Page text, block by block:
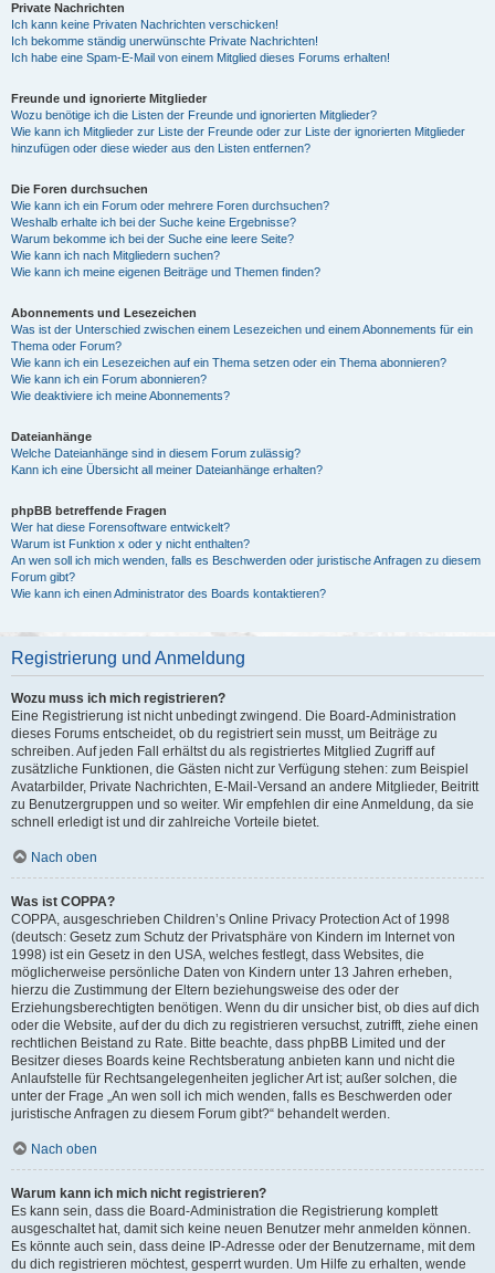
Private Nachrichten
Ich kann keine Privaten Nachrichten verschicken!
Ich bekomme ständig unerwünschte Private Nachrichten!
Ich habe eine Spam-E-Mail von einem Mitglied dieses Forums erhalten!
Freunde und ignorierte Mitglieder
Wozu benötige ich die Listen der Freunde und ignorierten Mitglieder?
Wie kann ich Mitglieder zur Liste der Freunde oder zur Liste der ignorierten Mitglieder
hinzufügen oder diese wieder aus den Listen entfernen?
Die Foren durchsuchen
Wie kann ich ein Forum oder mehrere Foren durchsuchen?
Weshalb erhalte ich bei der Suche keine Ergebnisse?
Warum bekomme ich bei der Suche eine leere Seite?
Wie kann ich nach Mitgliedern suchen?
Wie kann ich meine eigenen Beiträge und Themen finden?
Abonnements und Lesezeichen
Was ist der Unterschied zwischen einem Lesezeichen und einem Abonnements für ein
Thema oder Forum?
Wie kann ich ein Lesezeichen auf ein Thema setzen oder ein Thema abonnieren?
Wie kann ich ein Forum abonnieren?
Wie deaktiviere ich meine Abonnements?
Dateianhänge
Welche Dateianhänge sind in diesem Forum zulässig?
Kann ich eine Übersicht all meiner Dateianhänge erhalten?
phpBB betreffende Fragen
Wer hat diese Forensoftware entwickelt?
Warum ist Funktion x oder y nicht enthalten?
An wen soll ich mich wenden, falls es Beschwerden oder juristische Anfragen zu diesem
Forum gibt?
Wie kann ich einen Administrator des Boards kontaktieren?
Registrierung und Anmeldung
Wozu muss ich mich registrieren?
Eine Registrierung ist nicht unbedingt zwingend. Die Board-Administration
dieses Forums entscheidet, ob du registriert sein musst, um Beiträge zu
schreiben. Auf jeden Fall erhältst du als registriertes Mitglied Zugriff auf
zusätzliche Funktionen, die Gästen nicht zur Verfügung stehen: zum Beispiel
Avatarbilder, Private Nachrichten, E-Mail-Versand an andere Mitglieder, Beitritt
zu Benutzergruppen und so weiter. Wir empfehlen dir eine Anmeldung, da sie
schnell erledigt ist und dir zahlreiche Vorteile bietet.
Nach oben
Was ist COPPA?
COPPA, ausgeschrieben Children’s Online Privacy Protection Act of 1998
(deutsch: Gesetz zum Schutz der Privatsphäre von Kindern im Internet von
1998) ist ein Gesetz in den USA, welches festlegt, dass Websites, die
möglicherweise persönliche Daten von Kindern unter 13 Jahren erheben,
hierzu die Zustimmung der Eltern beziehungsweise des oder der
Erziehungsberechtigten benötigen. Wenn du dir unsicher bist, ob dies auf dich
oder die Website, auf der du dich zu registrieren versuchst, zutrifft, ziehe einen
rechtlichen Beistand zu Rate. Bitte beachte, dass phpBB Limited und der
Besitzer dieses Boards keine Rechtsberatung anbieten kann und nicht die
Anlaufstelle für Rechtsangelegenheiten jeglicher Art ist; außer solchen, die
unter der Frage „An wen soll ich mich wenden, falls es Beschwerden oder
juristische Anfragen zu diesem Forum gibt?“ behandelt werden.
Nach oben
Warum kann ich mich nicht registrieren?
Es kann sein, dass die Board-Administration die Registrierung komplett
ausgeschaltet hat, damit sich keine neuen Benutzer mehr anmelden können.
Es könnte auch sein, dass deine IP-Adresse oder der Benutzername, mit dem
du dich registrieren möchtest, gesperrt wurden. Um Hilfe zu erhalten, wende